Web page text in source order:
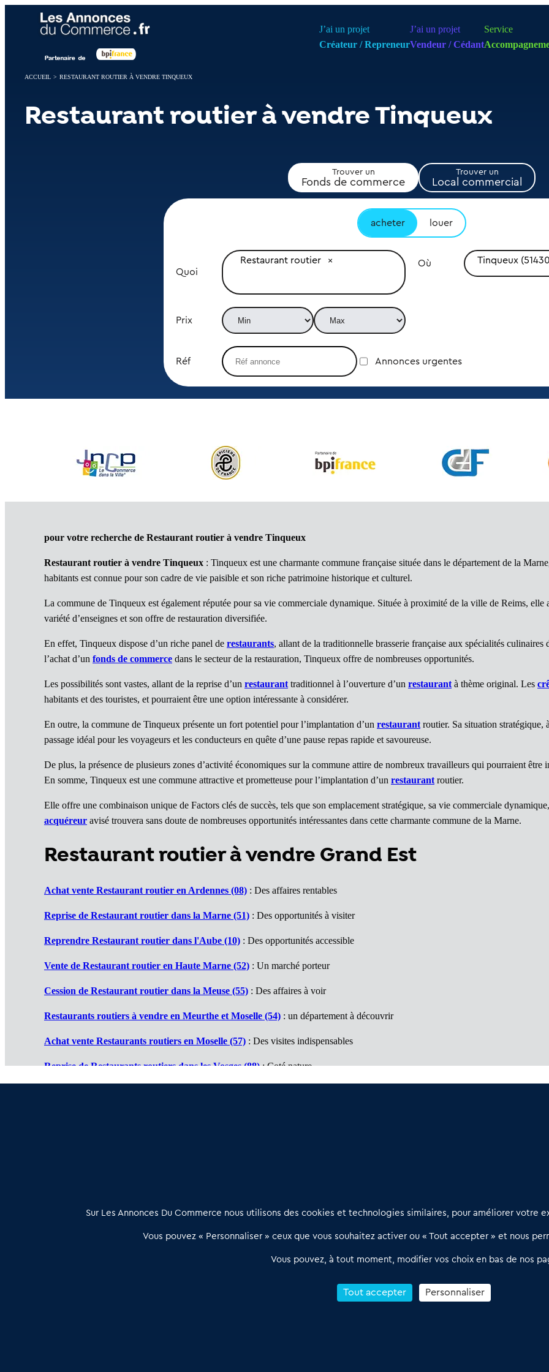
J’ai un projet
Créateur / Repreneur
J’ai un projet
Vendeur / Cédant
Service
ACCUEIL > RESTAURANT ROUTIER À VENDRE TINQUEUX
Restaurant routier à vendre Tinqueux
Trouver un
Fonds de commerce
Trouver un
Local commercial
acheter louer
Quoi
Restaurant routier Où Tinqueux
Prix
Réf Annonces urgentes
pour votre recherche de Restaurant routier à vendre Tinqueux
Restaurant routier à vendre Tinqueux : Tinqueux est une charmante commune française située dans le département de la
habitants est connue pour son cadre de vie paisible et son riche patrimoine historique et culturel.
La commune de Tinqueux est également réputée pour sa vie commerciale dynamique. Située à proximité de la ville de Reims,
variété d’enseignes et son offre de restauration diversifiée.
En effet, Tinqueux dispose d’un riche panel de restaurants, allant de la traditionnelle brasserie française aux spécialités culinaires
l’achat d’un fonds de commerce dans le secteur de la restauration, Tinqueux offre de nombreuses opportunités.
Les possibilités sont vastes, allant de la reprise d’un restaurant traditionnel à l’ouverture d’un restaurant à thème original. Les
habitants et des touristes, et pourraient être une option intéressante à considérer.
En outre, la commune de Tinqueux présente un fort potentiel pour l’implantation d’un restaurant routier. Sa situation
passage idéal pour les voyageurs et les conducteurs en quête d’une pause repas rapide et savoureuse.
De plus, la présence de plusieurs zones d’activité économiques sur la commune attire de nombreux travailleurs qui pourraient être
En somme, Tinqueux est une commune attractive et prometteuse pour l’implantation d’un restaurant routier.
Elle offre une combinaison unique de Factors clés de succès, tels que son emplacement stratégique, sa vie commerciale
acquéreur avisé trouvera sans doute de nombreuses opportunités intéressantes dans cette charmante commune de la Marne.
Restaurant routier à vendre Grand Est
Achat vente Restaurant routier en Ardennes (08) : Des affaires rentables
Reprise de Restaurant routier dans la Marne (51) : Des opportunités à visiter
Reprendre Restaurant routier dans l'Aube (10) : Des opportunités accessible
Vente de Restaurant routier en Haute Marne (52) : Un marché porteur
Cession de Restaurant routier dans la Meuse (55) : Des affaires à voir
Restaurants routiers à vendre en Meurthe et Moselle (54) : un département à découvrir
Achat vente Restaurants routiers en Moselle (57) : Des visites indispensables
Reprise de Restaurants routiers dans les Vosges (88): Coté nature
relation qualifiée conçu pour les acteurs de l’immobilier commercial
02 54 56 03 17
Contactez-nous
Notre solution
Offres Pro
Qui sommes nous ?
Panneau de gestion des cookies
Sur Les Annonces Du Commerce nous utilisons des cookies et technologies similaires, pour améliorer votre
Vous pouvez « Personnaliser » ceux que vous souhaitez activer ou « Tout accepter » et nous
Vous pouvez, à tout moment, modifier vos choix en bas de nos
Tout accepter Personnaliser